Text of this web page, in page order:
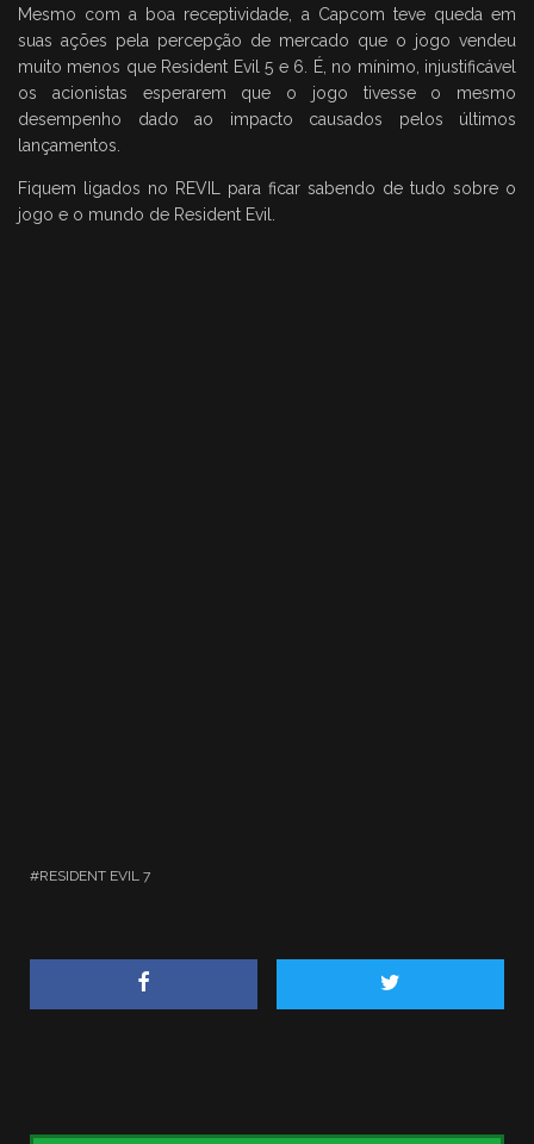
Mesmo com a boa receptividade, a Capcom teve queda em
suas ações pela percepção de mercado que o jogo vendeu
muito menos que Resident Evil 5 e 6. É, no mínimo, injustificável
os acionistas esperarem que o jogo tivesse o mesmo
desempenho dado ao impacto causados pelos últimos
lançamentos.
Fiquem ligados no REVIL para ficar sabendo de tudo sobre o
jogo e o mundo de Resident Evil.
RESIDENT EVIL 7